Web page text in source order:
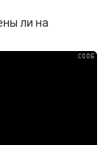
ли на